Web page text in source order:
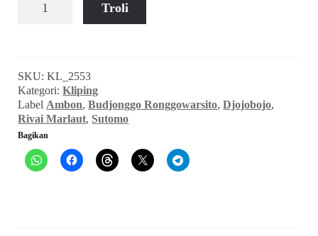
Djojobojo
V,
16
Okt
1950)
Troli
SKU:KL_2553
Kategori:Kliping
Label Ambon,Budjonggo Ronggowarsito,Djojobojo,
Rivai Marlaut, Sutomo
Bagikan